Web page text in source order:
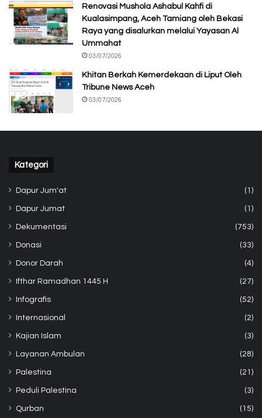
Renovasi Mushola Ashabul Kahfi di
Kualasimpang, Aceh Tamiang oleh Bekasi
Raya yang disalurkan melalui Yayasan Al
Ummahat
03/07/2026
Khitan Berkah Kemerdekaan di Liput Oleh
Tribune News Aceh
03/07/2026
Kategori
Dapur Jum'at (1)
Dapur Jumat (1)
Dekumentasi (753)
Donasi (33)
Donor Darah (4)
Ifthar Ramadhan 1445 H (27)
Infografis (52)
Internasional (2)
Kajian Islam (3)
Layanan Ambulan (28)
Palestina (21)
Peduli Palestina (3)
Qurban (15)